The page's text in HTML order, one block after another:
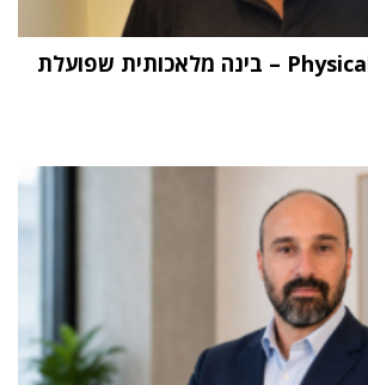
"העתיד הוא Physical AI – בינה מלאכותית שפועלת